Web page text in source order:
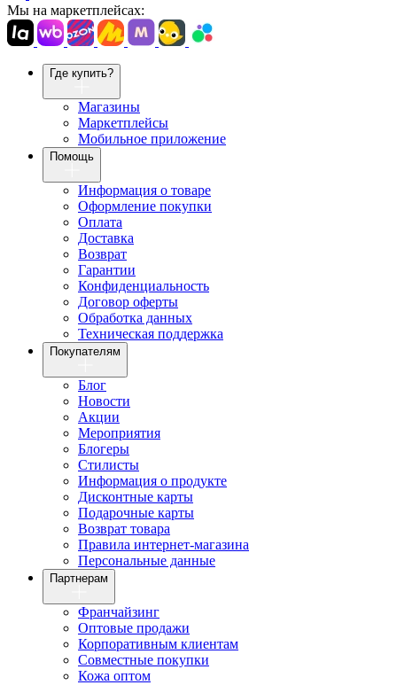
Мы на маркетплейсах:
Где купить?
Магазины
Маркетплейсы
Мобильное приложение
Помощь
Информация о товаре
Оформление покупки
Оплата
Доставка
Возврат
Гарантии
Конфиденциальность
Договор оферты
Обработка данных
Техническая поддержка
Покупателям
Блог
Новости
Акции
Мероприятия
Блогеры
Стилисты
Информация о продукте
Дисконтные карты
Подарочные карты
Возврат товара
Правила интернет-магазина
Персональные данные
Партнерам
Франчайзинг
Оптовые продажи
Корпоративным клиентам
Совместные покупки
Кожа оптом